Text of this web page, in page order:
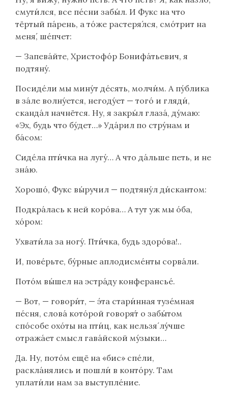
смути́лся, все пе́сни забы́л. И Фукс на что
тёртый па́рень, а то́же растеря́лся, смо́трит на
меня́, ше́пчет:
— Запева́йте, Христофо́р Бонифа́тьевич, я
подтяну́.
Посиде́ли мы мину́т де́сять, молчи́м. А пу́блика
в за́ле волну́ется, негоду́ет — того́ и гляди́,
сканда́л начнётся. Ну, я закры́л глаза́, ду́маю:
«Эх, будь что бу́дет…» Уда́рил по стру́нам и
ба́сом:
Сиде́ла пти́чка на лугу́… А что да́льше петь, и не
зна́ю.
Хорошо́, Фукс вы́ручил — подтяну́л ди́скантом:
Подкра́лась к ней коро́ва… А тут уж мы о́ба,
хо́ром:
Ухвати́ла за ногу́. Пти́чка, будь здоро́ва!..
И, пове́рьте, бу́рные аплодисме́нты сорва́ли.
Пото́м вы́шел на эстра́ду конферансье́.
— Вот, — говори́т, — э́та стари́нная тузе́мная
пе́сня, слова́ кото́рой говоря́т о забы́том
спо́собе охо́ты на пти́ц, как нельзя́ лу́чше
отража́ет смысл гава́йской му́зыки…
Да. Ну, пото́м ещё на «бис» спе́ли,
раскла́нялись и пошли́ в конто́ру. Там
уплати́ли нам за выступле́ние.